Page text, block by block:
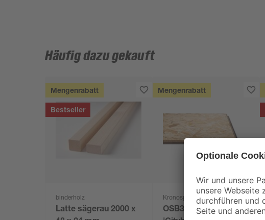
Häufig dazu gekauft
Mengenrabatt
Bestseller
binderholz
Latte sägerau 2000 x
Mengenrabatt
Kronospan
OSB3-Verlegeplatte